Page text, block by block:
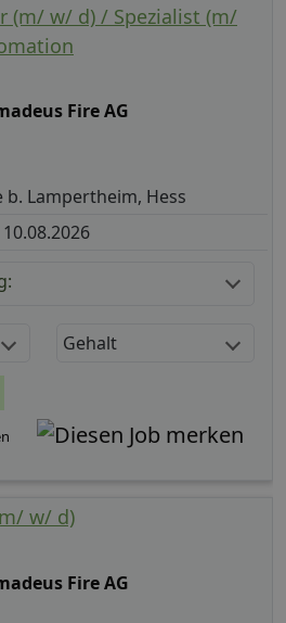
(m/ w/ d) / Spezialist (m/
Fire AG
b. Lampertheim, Hess
Gehalt
w/ d)
Fire AG